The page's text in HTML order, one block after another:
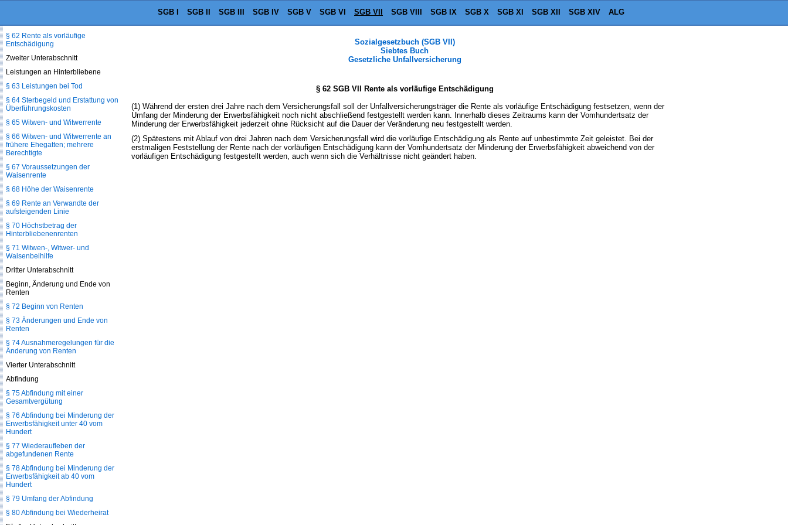
SGB I SGB II SGB III SGB IV SGB V SGB VI SGB VII SGB VIII SGB IX SGB X SGB XI SGB XII SGB XIV ALG
Sozialgesetzbuch (SGB VII)
Siebtes Buch
Gesetzliche Unfallversicherung
§ 62 SGB VII Rente als vorläufige Entschädigung
(1) Während der ersten drei Jahre nach dem Versicherungsfall soll der Unfallversicherungsträger die Rente als vorläufige Entschädigung festsetzen, wenn der
Umfang der Minderung der Erwerbsfähigkeit noch nicht abschließend festgestellt werden kann. Innerhalb dieses Zeitraums kann der Vomhundertsatz der
Minderung der Erwerbsfähigkeit jederzeit ohne Rücksicht auf die Dauer der Veränderung neu festgestellt werden.
(2) Spätestens mit Ablauf von drei Jahren nach dem Versicherungsfall wird die vorläufige Entschädigung als Rente auf unbestimmte Zeit geleistet. Bei der
erstmaligen Feststellung der Rente nach der vorläufigen Entschädigung kann der Vomhundertsatz der Minderung der Erwerbsfähigkeit abweichend von der
vorläufigen Entschädigung festgestellt werden, auch wenn sich die Verhältnisse nicht geändert haben.
§ 62 Rente als vorläufige
Entschädigung
Zweiter Unterabschnitt
Leistungen an Hinterbliebene
§ 63 Leistungen bei Tod
§ 64 Sterbegeld und Erstattung von
Überführungskosten
§ 65 Witwen- und Witwerrente
§ 66 Witwen- und Witwerrente an
frühere Ehegatten; mehrere
Berechtigte
§ 67 Voraussetzungen der
Waisenrente
§ 68 Höhe der Waisenrente
§ 69 Rente an Verwandte der
aufsteigenden Linie
§ 70 Höchstbetrag der
Hinterbliebenenrenten
§ 71 Witwen-, Witwer- und
Waisenbeihilfe
Dritter Unterabschnitt
Beginn, Änderung und Ende von
Renten
§ 72 Beginn von Renten
§ 73 Änderungen und Ende von
Renten
§ 74 Ausnahmeregelungen für die
Änderung von Renten
Vierter Unterabschnitt
Abfindung
§ 75 Abfindung mit einer
Gesamtvergütung
§ 76 Abfindung bei Minderung der
Erwerbsfähigkeit unter 40 vom
Hundert
§ 77 Wiederaufleben der
abgefundenen Rente
§ 78 Abfindung bei Minderung der
Erwerbsfähigkeit ab 40 vom
Hundert
§ 79 Umfang der Abfindung
§ 80 Abfindung bei Wiederheirat